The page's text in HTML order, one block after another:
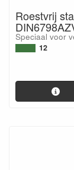
Roestvrij
Speciaal voor
12